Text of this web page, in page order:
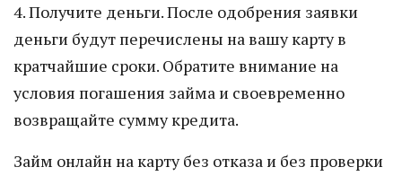
4. Получите деньги. После одобрения заявки
деньги будут перечислены на вашу карту в
кратчайшие сроки. Обратите внимание на
условия погашения займа и своевременно
возвращайте сумму кредита.
Займ онлайн на карту без отказа и без проверки